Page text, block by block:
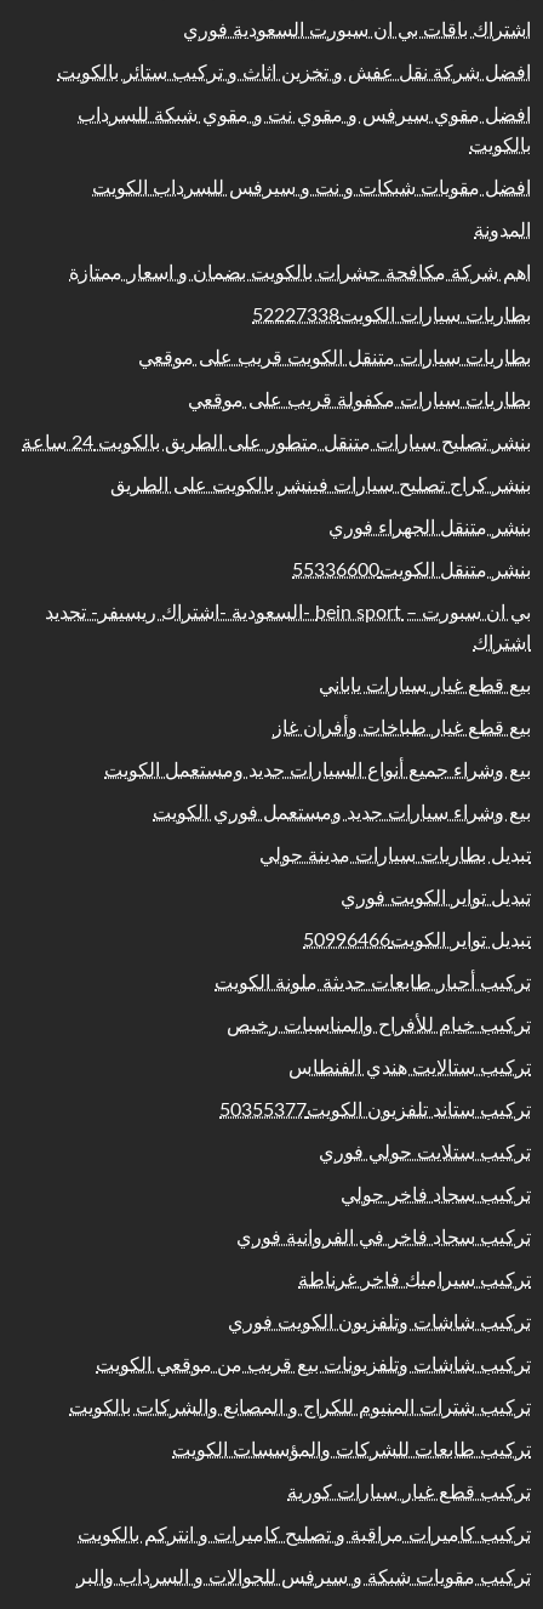
اشتراك باقات بي ان سبورت السعودية فوري
افضل شركة نقل عفش و تخزين اثاث و تركيب ستائر بالكويت
افضل مقوي سيرفس و مقوي نت و مقوي شبكة للسرداب
بالكويت
افضل مقويات شبكات و نت و سيرفس للسرداب الكويت
المدونة
اهم شركة مكافحة حشرات بالكويت بضمان و اسعار ممتازة
بطاريات سيارات الكويت52227338
بطاريات سيارات متنقل الكويت قريب على موقعي
بطاريات سيارات مكفولة قريب على موقعي
بنشر تصليح سيارات متنقل متطور على الطريق بالكويت 24 ساعة
بنشر كراج تصليح سيارات فينشر بالكويت على الطريق
بنشر متنقل الجهراء فوري
بنشر متنقل الكويت55336600
بي ان سبورت – bein sport -السعودية -اشتراك ريسيفر- تجديد
اشتراك
بيع قطع غيار سيارات ياباني
بيع قطع غيار طباخات وأفران غاز
بيع وشراء جميع أنواع السيارات جديد ومستعمل الكويت
بيع وشراء سيارات جديد ومستعمل فوري الكويت
تبديل بطاريات سيارات مدينة حولي
تبديل تواير الكويت فوري
تبديل تواير الكويت50996466
تركيب أحبار طابعات حديثة ملونة الكويت
تركيب خيام للأفراح والمناسبات رخيص
تركيب ستالايت هندي الفنطاس
تركيب ستاند تلفزيون الكويت50355377
تركيب ستلايت حولي فوري
تركيب سجاد فاخر حولي
تركيب سجاد فاخر في الفروانية فوري
تركيب سيراميك فاخر غرناطة
تركيب شاشات وتلفزيون الكويت فوري
تركيب شاشات وتلفزيونات بيع قريب من موقعي الكويت
تركيب شترات المنيوم للكراج و المصانع والشركات بالكويت
تركيب طابعات للشركات والمؤسسات الكويت
تركيب قطع غيار سيارات كورية
تركيب كاميرات مراقبة و تصليح كاميرات و انتركم بالكويت
تركيب مقويات شبكة و سيرفس للجوالات و السرداب والبر